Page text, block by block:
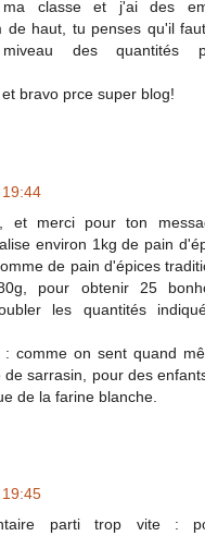
ma classe et j'ai des
de haut, tu penses qu'il
des quantités
bravo prce super blog!
19:44
et merci pour ton
environ 1kg de pain
de pain d'épices
pour obtenir 25
les quantités
: comme on sent quand
de sarrasin, pour des
de la farine blanche.
19:45
parti trop vite :